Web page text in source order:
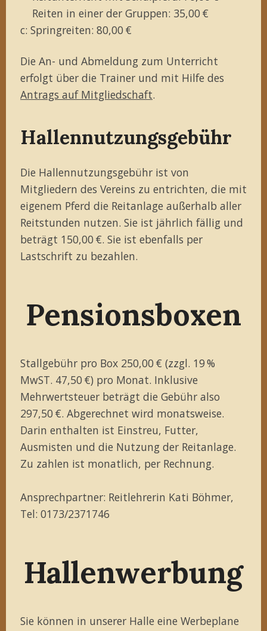
Reiten in einer der Gruppen: 35,00 €
c: Springreiten: 80,00 €
Die An- und Abmeldung zum Unterricht
erfolgt über die Trainer und mit Hilfe des
Antrags auf Mitgliedschaft.
Hallennutzungsgebühr
Die Hallennutzungsgebühr ist von
Mitgliedern des Vereins zu entrichten, die mit
eigenem Pferd die Reitanlage außerhalb aller
Reitstunden nutzen. Sie ist jährlich fällig und
beträgt 150,00 €. Sie ist ebenfalls per
Lastschrift zu bezahlen.
Pensionsboxen
Stallgebühr pro Box 250,00 € (zzgl. 19 %
MwST. 47,50 €) pro Monat. Inklusive
Mehrwertsteuer beträgt die Gebühr also
297,50 €. Abgerechnet wird monatsweise.
Darin enthalten ist Einstreu, Futter,
Ausmisten und die Nutzung der Reitanlage.
Zu zahlen ist monatlich, per Rechnung.
Ansprechpartner: Reitlehrerin Kati Böhmer,
Tel: 0173/2371746
Hallenwerbung
Sie können in unserer Halle eine Werbeplane